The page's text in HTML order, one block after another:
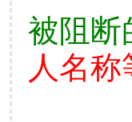
被阻断
人名